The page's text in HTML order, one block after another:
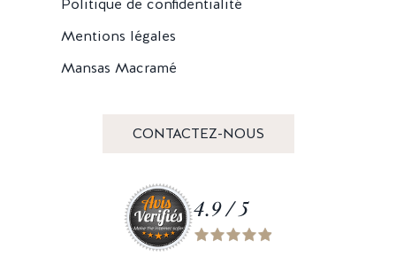
Politique de confidentialité
Mentions légales
Mansas Macramé
CONTACTEZ-NOUS
4.9 / 5